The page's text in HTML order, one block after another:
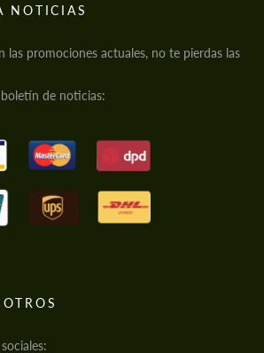
NOTICIAS
las promociones actuales, no te pierdas las
de noticias: